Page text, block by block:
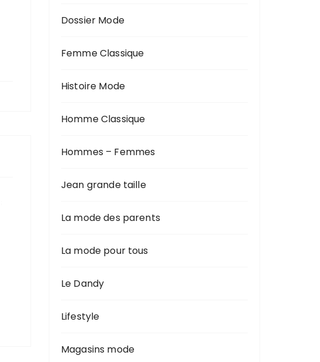
Dossier Mode
Femme Classique
Histoire Mode
Homme Classique
Hommes – Femmes
Jean grande taille
La mode des parents
La mode pour tous
Le Dandy
Lifestyle
Magasins mode